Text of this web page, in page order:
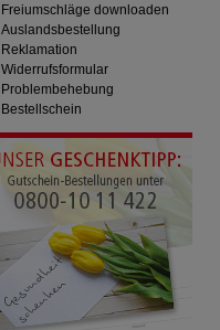
Freiumschläge downloaden
Auslandsbestellung
Reklamation
Widerrufsformular
Problembehebung
Bestellschein